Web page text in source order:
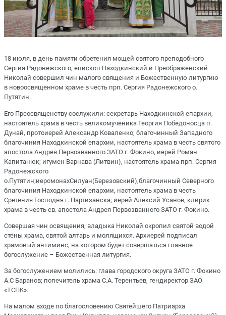
18 июля, в день памяти обретения мощей святого преподобного
Сергия Радонежского, епископ Находкинский и Преображенский
Николай совершил чин малого священия и Божественную литургию
в новоосвященном храме в честь прп. Сергия Радонежского о.
Путятин.
Его Преосвященству сослужили: секретарь Находкинской епархии,
настоятель храма в честь великомученика Георгия Победоносца п.
Дунай, протоиерей Александр Коваленко; благочинный Западного
благочиния Находкинской епархии, настоятель храма в честь святого
апостола Андрея Первозванного ЗАТО г. Фокино, иерей Роман
Капитанюк; игумен Варнава (Литвин), настоятель храма прп. Сергия
Радонежского
о.Путятин;иеромонахСилуан(Березовский),благочинный Северного
благочиния Находкинской епархии, настоятель храма в честь
Сретения Господня г. Партизанска; иерей Алексий Усанов, клирик
храма в честь св. апостола Андрея Первозванного ЗАТО г. Фокино.
Совершая чин освящения, владыка Николай окропил святой водой
стены храма, святой алтарь и молящихся. Архиерей подписал
храмовый антиминс, на котором будет совершаться главное
богослужение – Божественная литургия.
За богослужением молились: глава городского округа ЗАТО г. Фокино
А.С Баранов; попечитель храма С.А. Терентьев, гендиректор ЗАО
«ТСПК».
На малом входе по благословению Святейшего Патриарха